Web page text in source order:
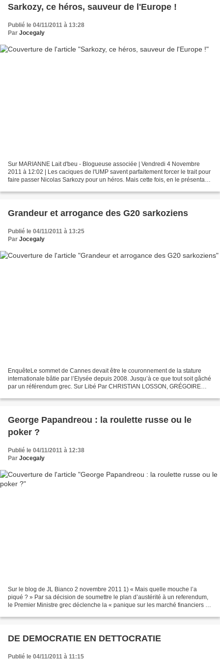
Sarkozy, ce héros, sauveur de l'Europe !
Publié le 04/11/2011 à 13:28
Par Jocegaly
Sur MARIANNE Lait d'beu - Blogueuse associée | Vendredi 4 Novembre
2011 à 12:02 | Les caciques de l'UMP savent parfaitement forcer le trait pour
faire passer Nicolas Sarkozy pour un héros. Mais cette fois, en le présentant
Grandeur et arrogance des G20 sarkoziens
Publié le 04/11/2011 à 13:25
Par Jocegaly
EnquêteLe sommet de Cannes devait être le couronnement de la stature
internationale bâtie par l’Elysée depuis 2008. Jusqu’à ce que tout soit gâché
par un référendum grec. Sur Libé Par CHRISTIAN LOSSON, GRÉGOIRE
George Papandreou : la roulette russe ou le
poker ?
Publié le 04/11/2011 à 12:38
Par Jocegaly
Sur le blog de JL Bianco 2 novembre 2011 1) « Mais quelle mouche l’a
piqué ? » Par sa décision de soumettre le plan d’austérité à un referendum,
le Premier Ministre grec déclenche la « panique sur les marché financiers et
DE DEMOCRATIE EN DETTOCRATIE
Publié le 04/11/2011 à 11:15